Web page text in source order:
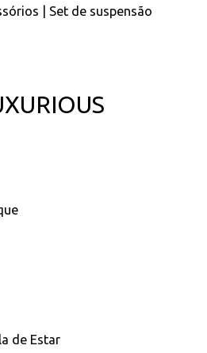
| Set de suspensão
de Estar